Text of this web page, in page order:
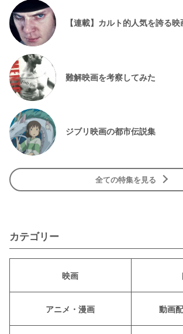
【連載】カルト的人気を誇る映
難解映画を考察してみた
ジブリ映画の都市伝説集
全ての特集を見る
カテゴリー
映画
アニメ・漫画 動画